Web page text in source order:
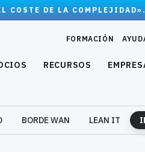
COSTE DE LA COMPLEJIDAD».
FORMACIÓN
RECURSOS
BORDE WAN LEAN IT